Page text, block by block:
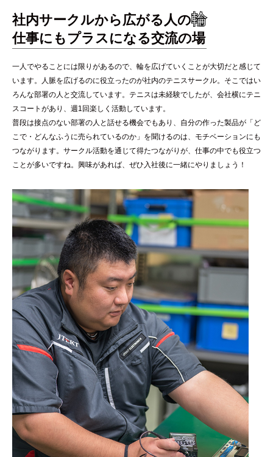
社内サークルから広がる人の輪
仕事にもプラスになる交流の場
一人でやることには限りがあるので、輪を広げていくことが大切だと感じて
います。人脈を広げるのに役立ったのが社内のテニスサークル。そこではい
ろんな部署の人と交流しています。テニスは未経験でしたが、会社横にテニ
スコートがあり、週1回楽しく活動しています。
普段は接点のない部署の人と話せる機会でもあり、自分の作った製品が「ど
こで・どんなふうに売られているのか」を聞けるのは、モチベーションにも
つながります。サークル活動を通じて得たつながりが、仕事の中でも役立つ
ことが多いですね。興味があれば、ぜひ入社後に一緒にやりましょう！